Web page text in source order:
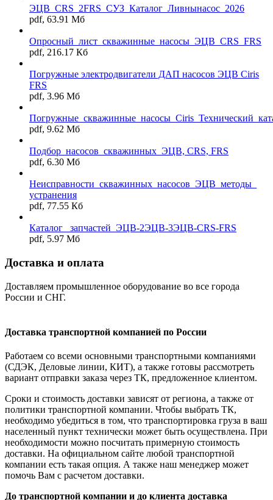
ЭЦВ_CRS_2FRS_СУЗ_Каталог_Ливнынасос_2026
pdf, 63.91 Мб
Опросный_лист_скважинные_насосы_ЭЦВ_CRS_FRS
pdf, 216.17 Кб
Погружные электродвигатели ДАП насосов ЭЦВ Ciris
FRS
pdf, 3.96 Мб
pdf, 9.62 Мб
Подбор_насосов_скважинных_ЭЦВ, CRS, FRS
pdf, 6.30 Мб
Неисправности_скважинных_насосов_ЭЦВ_методы_
устранения
pdf, 77.55 Кб
Каталог _запчастей_ЭЦВ-2ЭЦВ-3ЭЦВ-CRS-FRS
pdf, 5.97 Мб
Доставка и оплата
Доставляем промышленное оборудование во все города
России и СНГ.
Доставка транспортной компанией по России
Работаем со всеми основными транспортными компаниями
(СДЭК, Деловые линии, КИТ), а также готовы рассмотреть
вариант отправки заказа через ТК, предложенное клиентом.
Сроки и стоимость доставки зависят от региона, а также от
политики транспортной компании. Чтобы выбрать ТК,
необходимо убедиться в том, что транспортировка груза в ваш
населенный пункт технически может быть осуществлена. При
необходимости можно посчитать примерную стоимость
доставки. На официальном сайте любой транспортной
компании есть такая опция. А также наш менеджер может
помочь Вам с расчетом доставки.
До транспортной компании и до клиента доставка